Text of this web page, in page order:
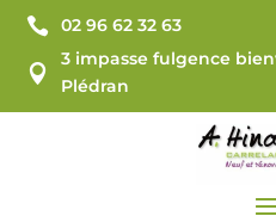
 02 96 62 32 63

3 impasse fulgence
Plédran